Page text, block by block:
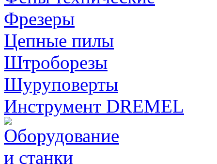
Фрезеры
Цепные пилы
Штроборезы
Шуруповерты
Инструмент DREMEL